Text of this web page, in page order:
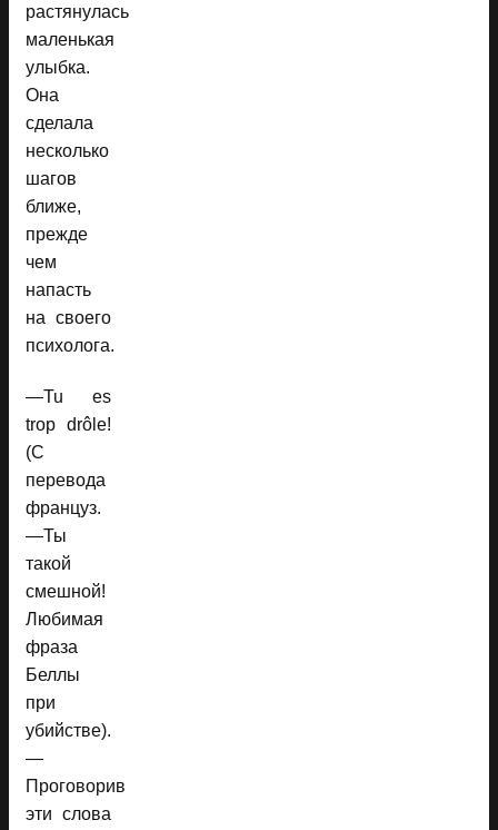
растянулась
маленькая
улыбка.
Она
сделала
несколько
шагов
ближе,
прежде
чем
напасть
на своего
психолога.
—Tu es
trop drôle!
(С
перевода
француз.
—Ты
такой
смешной!
Любимая
фраза
Беллы
при
убийстве).
—
Проговорив
эти слова